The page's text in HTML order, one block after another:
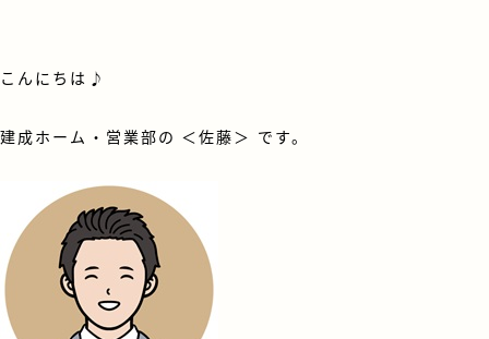
こんにちは♪
建成ホーム・営業部の ＜佐藤＞ です。